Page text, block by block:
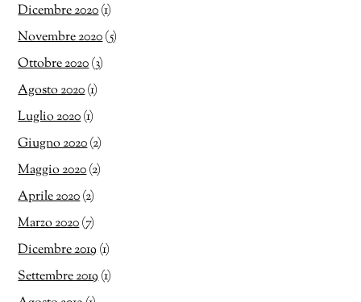
Dicembre 2020(1)
Novembre 2020(5)
Ottobre 2020(3)
Agosto 2020(1)
Luglio 2020(1)
Giugno 2020(2)
Maggio 2020(2)
Aprile 2020(2)
Marzo 2020(7)
Dicembre 2019(1)
Settembre 2019(1)